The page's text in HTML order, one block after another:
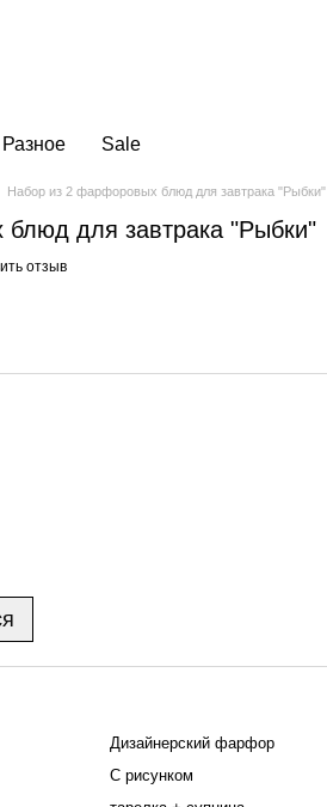
Разное Sale
Набор из 2 фарфоровых блюд для завтрака "Рыбки"
для завтрака "Рыбки"
отзыв
Дизайнерский фарфор
С рисунком